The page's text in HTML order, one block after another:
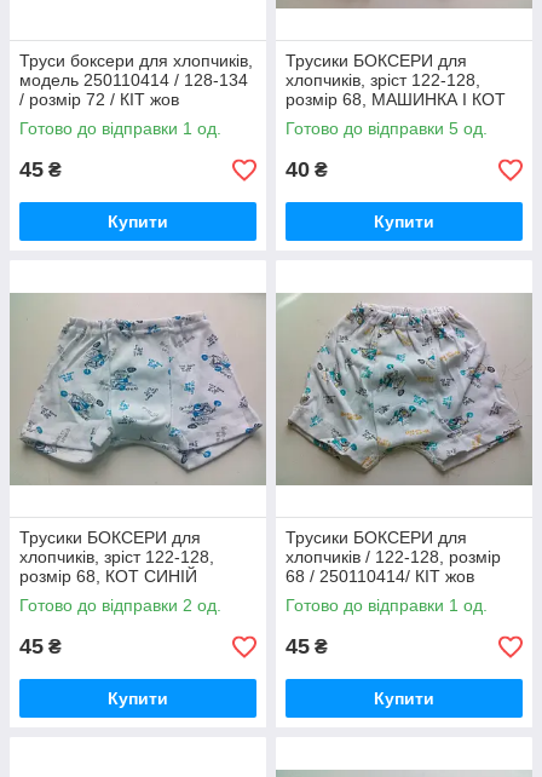
Труси боксери для хлопчиків,
модель 250110414 / 128-134
/ розмір 72 / КІТ жов
Готово до відправки 1 од.
45 ₴
Купити
Трусики БОКСЕРИ для
хлопчиків, зріст 122-128,
розмір 68, МАШИНКА І КОТ
25110102 / труси для
бавовняних, труси
Готово до відправки 5 од.
40 ₴
Купити
Трусики БОКСЕРИ для
хлопчиків, зріст 122-128,
розмір 68, КОТ СИНІЙ
250110414/труси для
бавовняні труси
Готово до відправки 2 од.
45 ₴
Купити
Трусики БОКСЕРИ для
хлопчиків / 122-128, розмір
68 / 250110414/ КІТ жов
Готово до відправки 1 од.
45 ₴
Купити